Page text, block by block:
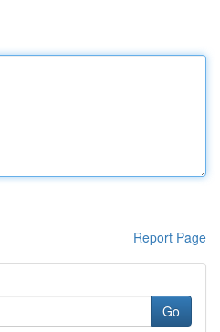
Report Page
Go